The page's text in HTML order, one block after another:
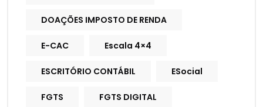
DOAÇÕES IMPOSTO DE RENDA
E-CAC Escala 4×4
ESCRITÓRIO CONTÁBIL ESocial
FGTS FGTS DIGITAL